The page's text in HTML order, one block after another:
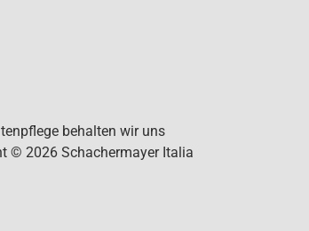
behalten wir uns
© 2026 Schachermayer Italia